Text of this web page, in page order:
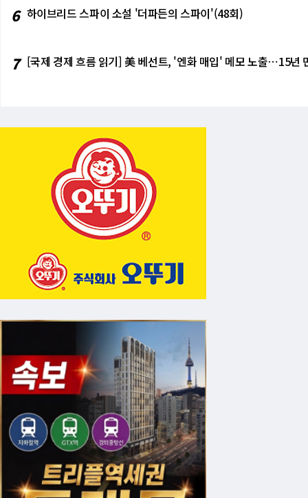
6 하이브리드 스파이 소설 '더파든의 스파이'(48회)
7 [국제 경제 흐름 읽기] 美 베선트, '엔화 매입' 메모 노출⋯15년